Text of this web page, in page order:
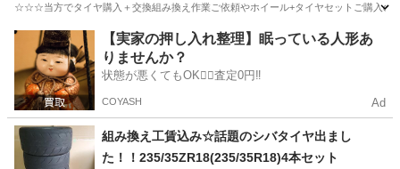
☆☆☆当方でタイヤ購入＋交換組み換え作業ご依頼やホイール+タイヤセットご購入
愛知 名古屋市 タイヤ、ホイール タイヤ
【実家の押し入れ整理】眠っている人形あ
りませんか？
状態が悪くてもOK🙆‍♀️査定0円‼️
COYASH Ad
組み換え工賃込み☆話題のシバタイヤ出まし
た！！235/35ZR18(235/35R18)4本セット